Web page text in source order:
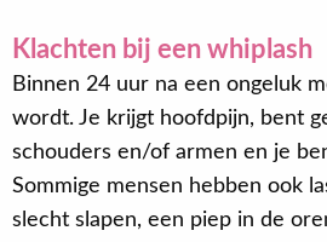
Klachten bij een whiplash
Binnen 24 uur na een ongeluk
wordt. Je krijgt hoofdpijn, bent
schouders en/of armen en je
Sommige mensen hebben ook
slecht slapen, een piep in de